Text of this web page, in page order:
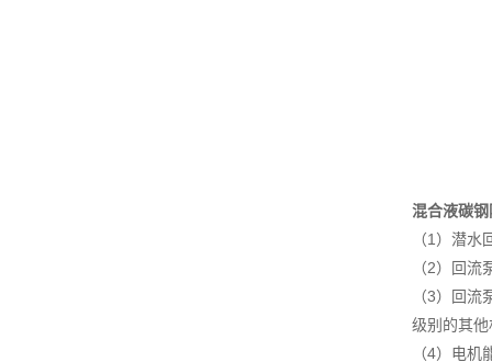
混合液碳
（1）潜
（2）回
（3）回
级别的其
（4）电